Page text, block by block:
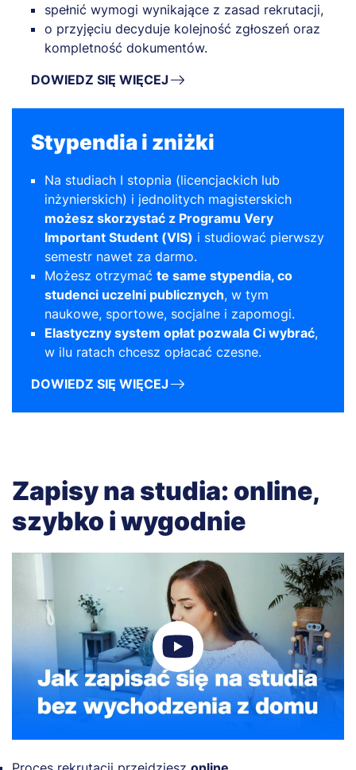
spełnić wymogi wynikające z zasad rekrutacji,
o przyjęciu decyduje kolejność zgłoszeń oraz
kompletność dokumentów.
DOWIEDZ SIĘ WIĘCEJ
Stypendia i zniżki
Na studiach I stopnia (licencjackich lub
inżynierskich) i jednolitych magisterskich
możesz skorzystać z Programu Very
Important Student (VIS) i studiować pierwszy
semestr nawet za darmo.
Możesz otrzymać te same stypendia, co
studenci uczelni publicznych, w tym
naukowe, sportowe, socjalne i zapomogi.
Elastyczny system opłat pozwala Ci wybrać,
w ilu ratach chcesz opłacać czesne.
DOWIEDZ SIĘ WIĘCEJ
Zapisy na studia: online,
szybko i wygodnie